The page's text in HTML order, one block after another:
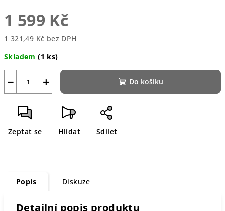
1 599 Kč
1 321,49 Kč bez DPH
cena:
Skladem(1 ks)
+
− Do košíku
Zeptat se Hlídat Sdílet
Popis Diskuze
Detailní popis produktu